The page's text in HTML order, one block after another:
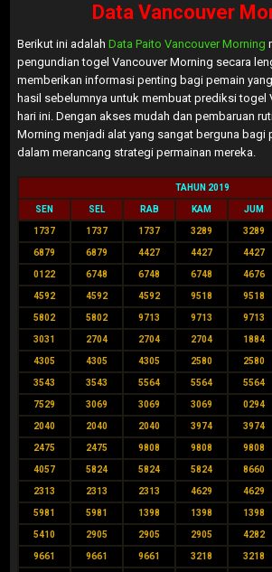
Data Vancouver
Berikut ini adalah Data Paito Vancouver Morning
pengundian togel Vancouver Morning secara
memberikan informasi penting bagi pemain
hasil sebelumnya untuk membuat prediksi togel
hari ini. Dengan akses mudah dan pembaruan
Morning menjadi alat yang sangat berguna bagi
dalam merancang strategi permainan mereka.
TAHUN 2019
SEN SEL RAB KAM JUM
1737 1737 1737 3289 3289
6879 6879 4427 4427 4427
0122 6748 6748 6748 4676
4592 4592 4592 9518 9518
5802 5802 9713 9713 9713
3031 2704 2704 2704 1884
4305 4305 4305 2580 2580
3543 3543 5564 5564 5564
7529 3069 3069 3069 0294
2040 2040 2040 3974 3974
2475 2475 9808 9808 9808
4057 5824 5824 5824 8660
2313 2313 2313 4629 4629
5981 5981 1398 1398 1398
5410 2905 2905 2905 4282
9661 9661 9661 3218 3218